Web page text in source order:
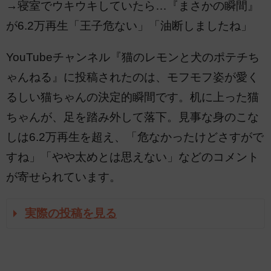
→寝室でウキウキしていたら…『まさかの瞬間』
が6.2万再生「王子危ない」「油断しましたね」
YouTubeチャンネル『猫のレモンと犬のポテチち
ゃんねる』に投稿されたのは、モフモフ姿が愛く
るしい猫ちゃんの決定的瞬間です。机に上った猫
ちゃんが、足を踏み外して落下。見事な身のこな
しは6.2万再生を超え、「危なかったけどさすがで
すね」「やや太めとは思えない」などのコメント
が寄せられています。
実際の投稿を見る